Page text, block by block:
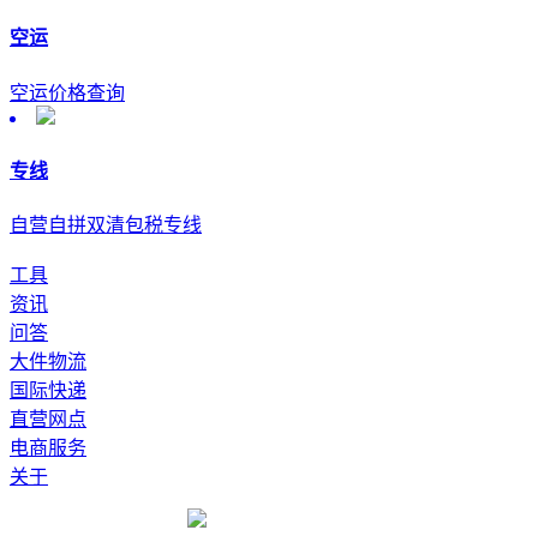
空运
空运价格查询
专线
自营自拼双清包税专线
工具
资讯
问答
大件物流
国际快递
直营网点
电商服务
关于